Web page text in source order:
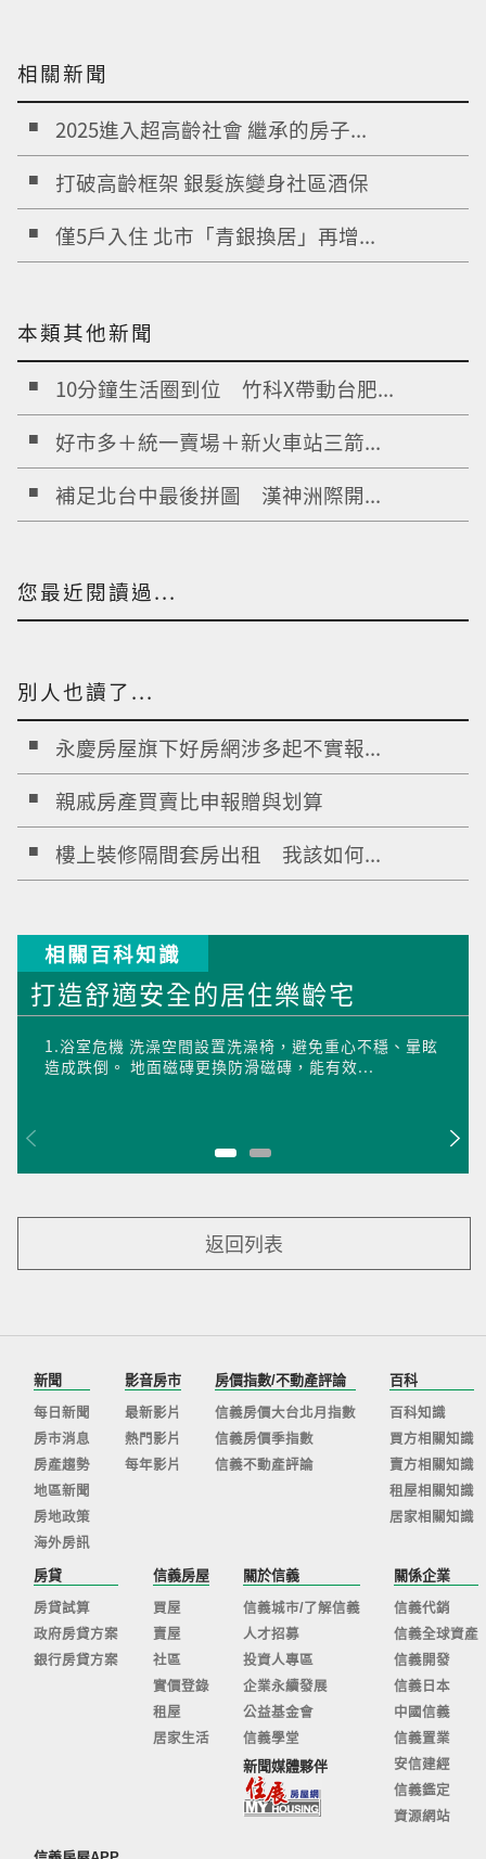
相關新聞
2025進入超高齡社會 繼承的房子...
打破高齡框架 銀髮族變身社區酒保
僅5戶入住 北市「青銀換居」再增...
本類其他新聞
10分鐘生活圈到位 竹科X帶動台肥...
好市多＋統一賣場＋新火車站三箭...
補足北台中最後拼圖 漢神洲際開...
您最近閱讀過...
別人也讀了...
永慶房屋旗下好房網涉多起不實報...
親戚房產買賣比申報贈與划算
樓上裝修隔間套房出租 我該如何...
相關百科知識
打造舒適安全的居住樂齡宅
1.浴室危機 洗澡空間設置洗澡椅，避免重心不穩、暈眩
造成跌倒。 地面磁磚更換防滑磁磚，能有效...
返回列表
新聞
每日新聞
房市消息
房產趨勢
地區新聞
房地政策
海外房訊
影音房市
最新影片
熱門影片
每年影片
房價指數/不動產評論
信義房價大台北月指數
信義房價季指數
信義不動產評論
百科
百科知識
買方相關知識
賣方相關知識
租屋相關知識
居家相關知識
房貸
房貸試算
政府房貸方案
銀行房貸方案
信義房屋
買屋
賣屋
社區
實價登錄
租屋
居家生活
關於信義
信義城市/了解信義
人才招募
投資人專區
企業永續發展
公益基金會
信義學堂
新聞媒體夥伴
關係企業
信義代銷
信義全球資產
信義開發
信義日本
中國信義
信義置業
安信建經
信義鑑定
資源網站